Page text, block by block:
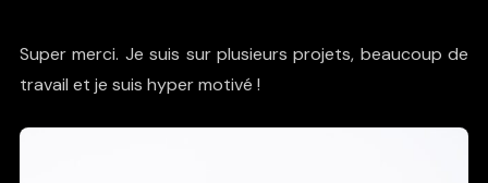
Super merci. Je suis sur plusieurs projets, beaucoup de
travail et je suis hyper motivé !